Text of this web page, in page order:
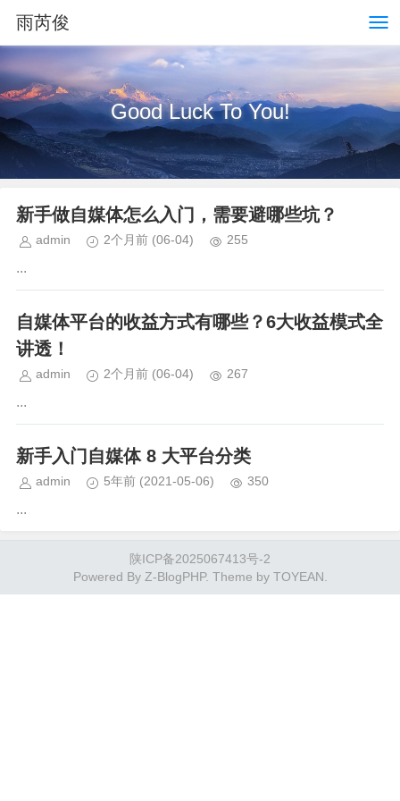
雨芮俊
Good Luck To You!
新手做自媒体怎么入门，需要避哪些坑？
admin 2个月前 (06-04) 255
...
自媒体平台的收益方式有哪些？6大收益模式全
讲透！
admin 2个月前 (06-04) 267
...
新手入门自媒体 8 大平台分类
admin 5年前 (2021-05-06) 350
...
陕ICP备2025067413号-2
Powered By Z-BlogPHP. Theme by TOYEAN